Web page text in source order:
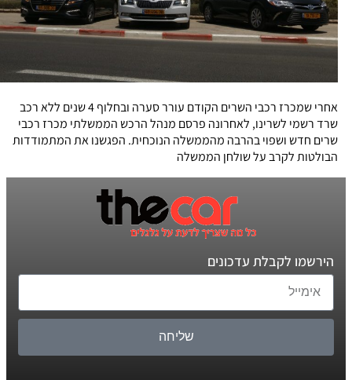
אחרי שמכרז רכבי השרים הקודם עורר סערה ובחלוף 4 שנים ללא רכב
שרד רשמי לשרינו, לאחרונה פרסם מנהל הרכש הממשלתי מכרז רכבי
שרים חדש ושפוי בהרבה מהממשלה הנוכחית. הפגשנו את המתמודדות
הבולטות לקרב על שולחן הממשלה
הירשמו לקבלת עדכונים
שליחה